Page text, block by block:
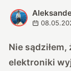
A
Nie
elektroniki